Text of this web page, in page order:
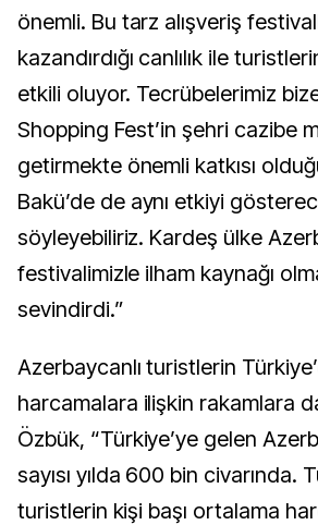
önemli. Bu tarz alışveriş
kazandırdığı canlılık ile
etkili oluyor. Tecrübelerimiz
Shopping Fest’in şehri cazibe
getirmekte önemli katkısı
Bakü’de de aynı etkiyi
söyleyebiliriz. Kardeş ülke
festivalimizle ilham kaynağı
sevindirdi.”
Azerbaycanlı turistlerin
harcamalara ilişkin rakamlara
Özbük, “Türkiye’ye gelen
sayısı yılda 600 bin civarında.
turistlerin kişi başı ortalama